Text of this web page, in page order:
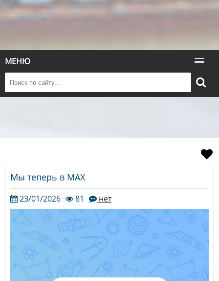
МЕНЮ
Мы теперь в МАХ
23/01/2026 81 нет